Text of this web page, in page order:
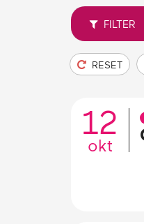
FILTER
RESET
12
okt